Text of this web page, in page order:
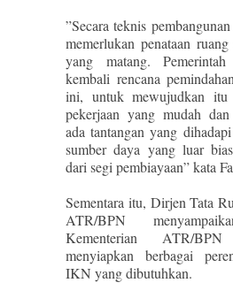
”Secara teknis
memerlukan penataan
yang matang.
kembali rencana
ini, untuk mewujudkan itu
pekerjaan yang mudah dan
ada tantangan yang
sumber daya yang luar
dari segi pembiayaan” kata
Sementara itu, Dirjen Tata
ATR/BPN
Kementerian ATR/
menyiapkan berbagai
IKN yang dibutuhkan.